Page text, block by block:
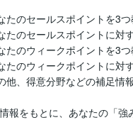
たのセールスポイントを3つ
たのセールスポイントに対
たのウィークポイントを3つ
たのウィークポイントに対
他、得意分野などの補足情
報をもとに、あなたの「強